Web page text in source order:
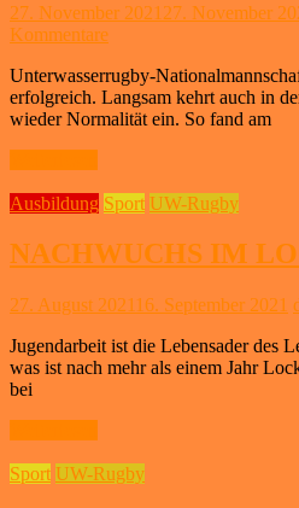
27. November 2021 27. November
Kommentare
Unterwasserrugby-
erfolgreich. Langsam kehrt auch in
wieder Normalität ein. So fand am
Ausbildung Sport UW-Rugby
NACHWUCHS IM
27. August 2021 16. September 2021
Jugendarbeit ist die Lebensader des
was ist nach mehr als einem Jahr
bei
Sport UW-Rugby